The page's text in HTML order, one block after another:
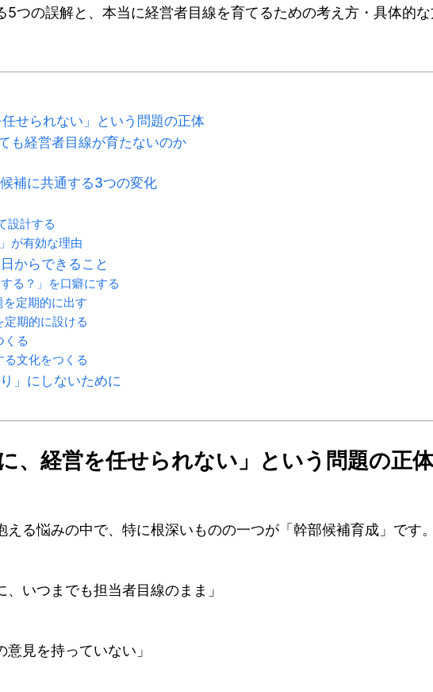
5つの誤解と、本当に経営者目線を育てるための考え方・具体的
せられない」という問題の正体
も経営者目線が育たないのか
補に共通する3つの変化
設計する
が有効な理由
からできること
る？」を口癖にする
定期的に出す
期的に設ける
る
文化をつくる
」にしないために
、経営を任せられない」という問題の正体
える悩みの中で、特に根深いものの一つが「幹部候補育成」です
いつまでも担当者目線のまま」
意見を持っていない」